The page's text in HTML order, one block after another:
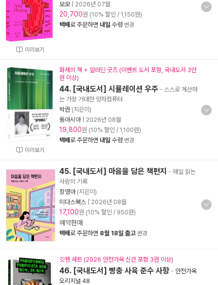
미리보기
모모
2026년 07월
20,700원 (10% 할인 / 1,150원)
택배로 주문하면 내일 수령 변경
미리보기
화제의 책 + 알라딘 굿즈 (이벤트 도서 포함, 국내도서 3만
원 이상)
44. [국내도서] 시뮬레이션 우주 - 스스로 계산하
는 가장 거대한 양자컴퓨터
박권 (지은이)
동아시아| 2026년 08월
19,800원 (10% 할인 / 1,100원)
택배로 주문하면 내일 수령 변경
45. [국내도서] 마음을 담은 책편지 - 매일 읽는
사람의 기록
장영아(지은이)
미다스북스
2026년 08월
17,100원 (10% 할인 / 950원)
예약판매
택배로 주문하면 8월 18일 출고 변경
깃펜 세트 (2026 안전가옥 신간 포함 3권 이상)
46. [국내도서] 빵충 사육 준수 사항 - 안전가옥
오리지널 48